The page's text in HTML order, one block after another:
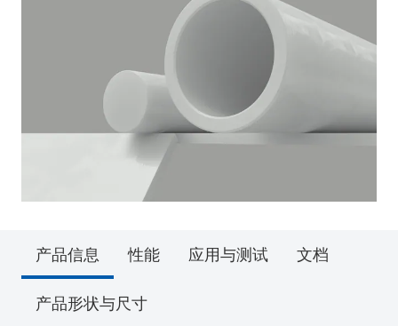
产品信息 性能 应用与测试 文档
产品形状与尺寸